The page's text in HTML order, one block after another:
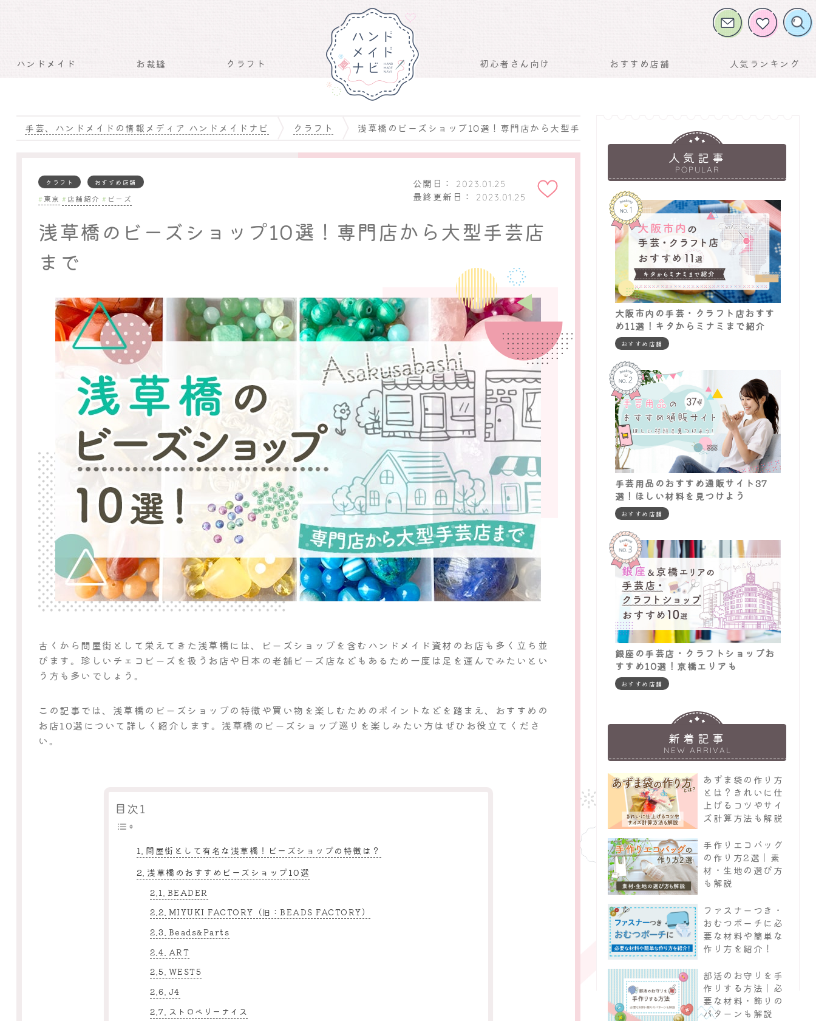
ハンドメイド お裁縫 クラフト 初心者さん向け おすすめ店舗 人気ランキング
手芸、ハンドメイドの情報メディア ハンドメイドナビ クラフト 浅草橋のビーズショップ10選！専門店から大型手芸店まで
クラフト おすすめ店舗
東京 店舗紹介 ビーズ
公開日： 2023.01.25
最終更新日： 2023.01.25
浅草橋のビーズショップ10選！専門店から大型手芸店
まで
古くから問屋街として栄えてきた浅草橋には、ビーズショップを含むハンドメイド資材のお店も多く立ち並
びます。珍しいチェコビーズを扱うお店や日本の老舗ビーズ店などもあるため一度は足を運んでみたいとい
う方も多いでしょう。
この記事では、浅草橋のビーズショップの特徴や買い物を楽しむためのポイントなどを踏まえ、おすすめの
お店10選について詳しく紹介します。浅草橋のビーズショップ巡りを楽しみたい方はぜひお役立てくださ
い。
目次1
問屋街として有名な浅草橋！ビーズショップの特徴は？
浅草橋のおすすめビーズショップ10選
BEADER
MIYUKI FACTORY（旧：BEADS FACTORY）
Beads&Parts
ART
WEST5
J4
ストロベリーナイス
人気記事
POPULAR
大阪市内の手芸・クラフト店おすす
め11選！キタからミナミまで紹介
おすすめ店舗
手芸用品のおすすめ通販サイト37
選！ほしい材料を見つけよう
おすすめ店舗
銀座の手芸店・クラフトショップお
すすめ10選！京橋エリアも
おすすめ店舗
新着記事
NEW ARRIVAL
あずま袋の作り方
とは？きれいに仕
上げるコツやサイ
ズ計算方法も解説
手作りエコバッグ
の作り方2選｜素
材・生地の選び方
も解説
ファスナーつき・
おむつポーチに必
要な材料や簡単な
作り方を紹介！
部活のお守りを手
作りする方法｜必
要な材料・飾りの
パターンも解説